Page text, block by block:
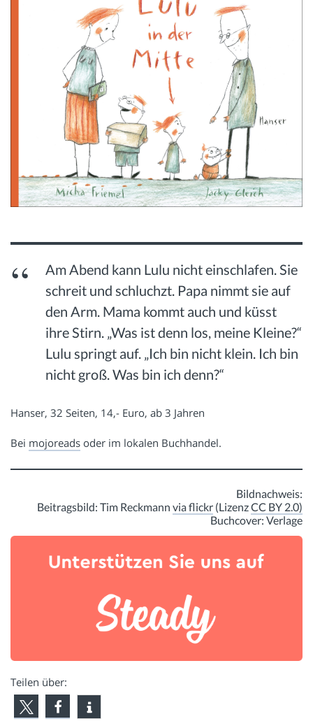
Am Abend kann Lulu nicht einschlafen. Sie
schreit und schluchzt. Papa nimmt sie auf
den Arm. Mama kommt auch und küsst
ihre Stirn. „Was ist denn los, meine Kleine?“
Lulu springt auf. „Ich bin nicht klein. Ich bin
nicht groß. Was bin ich denn?“
Hanser, 32 Seiten, 14,- Euro, ab 3 Jahren
Bei mojoreads oder im lokalen Buchhandel.
Bildnachweis:
Beitragsbild: Tim Reckmann via flickr (LizenzCC BY 2.0)
Buchcover: Verlage
Teilen über: